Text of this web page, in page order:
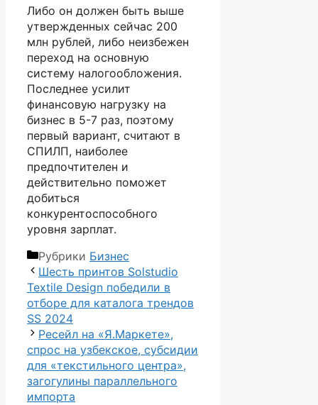
Либо он должен быть выше
утвержденных сейчас 200
млн рублей, либо неизбежен
переход на основную
систему налогообложения.
Последнее усилит
финансовую нагрузку на
бизнес в 5-7 раз, поэтому
первый вариант, считают в
СПИЛП, наиболее
предпочтителен и
действительно поможет
добиться
конкурентоспособного
уровня зарплат.
Рубрики Бизнес
Шесть принтов Solstudio
Textile Design победили в
отборе для каталога трендов
SS 2024
Ресейл на «Я.Маркете»,
спрос на узбекское, субсидии
для «текстильного центра»,
загогулины параллельного
импорта